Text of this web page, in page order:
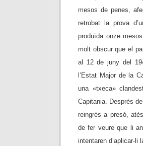
mesos de penes,
retrobat la prova
produïda onze
molt obscur que el
al 12 de juny del
l’Estat Major de la
una «txeca»
Capitania. Després
reingrés a presó,
de fer veure que li
intentaren d’aplicar-li